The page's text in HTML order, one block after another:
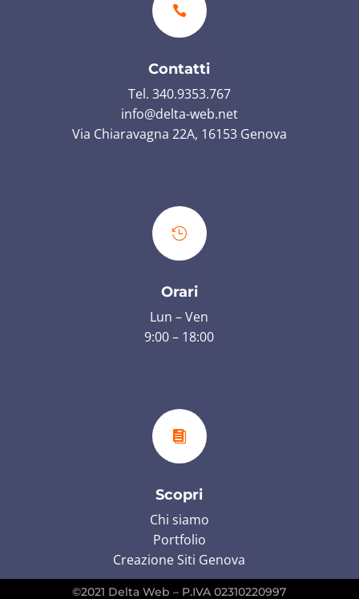

Contatti
Tel. 340.9353.767
info@delta-web.net
Via Chiaravagna 22A, 16153 Genova

Orari
Lun – Ven
9:00 – 18:00

Scopri
Chi siamo
Portfolio
Creazione Siti Genova
©2021 Delta Web – P.IVA 02310220997